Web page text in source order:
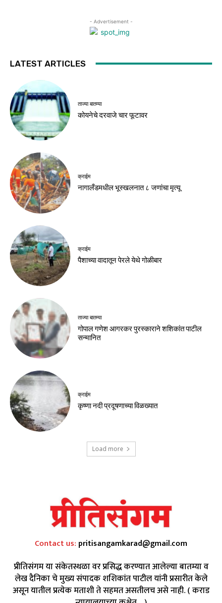
- Advertisement -
LATEST ARTICLES
ताज्या बातम्या
कोयनेचे दरवाजे चार फूटावर
क्राईम
नागालँडमधील भूस्खलनात ८ जणांचा मृत्यू
क्राईम
पैशाच्या वादातून पेरले येथे गोळीबार
ताज्या बातम्या
गोपाल गणेश आगरकर पुरस्काराने शशिकांत पाटील
सन्मानित
क्राईम
कृष्णा नदी प्रदूषणाच्या विळख्यात
Load more
Contact us: pritisangamkarad@gmail.com
प्रीतिसंगम या संकेतस्थळा वर प्रसिद्ध करण्यात आलेल्या बातम्या व
लेख दैनिका चे मुख्य संपादक शशिकांत पाटील यांनी प्रसारीत केले
असून यातील प्रत्येक मताशी ते सहमत असतीलच असे नाही. ( कराड